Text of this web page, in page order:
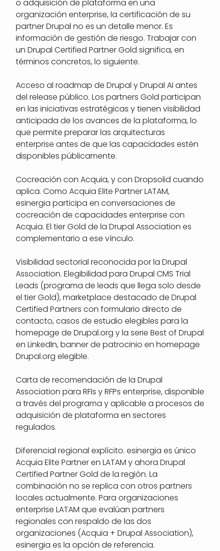
o adquisición de plataforma en una
organización enterprise, la certificación de su
partner Drupal no es un detalle menor. Es
información de gestión de riesgo. Trabajar con
un Drupal Certified Partner Gold significa, en
términos concretos, lo siguiente.
Acceso al roadmap de Drupal y Drupal AI antes
del release público. Los partners Gold participan
en las iniciativas estratégicas y tienen visibilidad
anticipada de los avances de la plataforma, lo
que permite preparar las arquitecturas
enterprise antes de que las capacidades estén
disponibles públicamente.
Cocreación con Acquia, y con Dropsolid cuando
aplica. Como Acquia Elite Partner LATAM,
esinergia participa en conversaciones de
cocreación de capacidades enterprise con
Acquia. El tier Gold de la Drupal Association es
complementario a ese vínculo.
Visibilidad sectorial reconocida por la Drupal
Association. Elegibilidad para Drupal CMS Trial
Leads (programa de leads que llega solo desde
el tier Gold), marketplace destacado de Drupal
Certified Partners con formulario directo de
contacto, casos de estudio elegibles para la
homepage de Drupal.org y la serie Best of Drupal
en LinkedIn, banner de patrocinio en homepage
Drupal.org elegible.
Carta de recomendación de la Drupal
Association para RFIs y RFPs enterprise, disponible
a través del programa y aplicable a procesos de
adquisición de plataforma en sectores
regulados.
Diferencial regional explícito. esinergia es único
Acquia Elite Partner en LATAM y ahora Drupal
Certified Partner Gold de la región. La
combinación no se replica con otros partners
locales actualmente. Para organizaciones
enterprise LATAM que evalúan partners
regionales con respaldo de las dos
organizaciones (Acquia + Drupal Association),
esinergia es la opción de referencia.